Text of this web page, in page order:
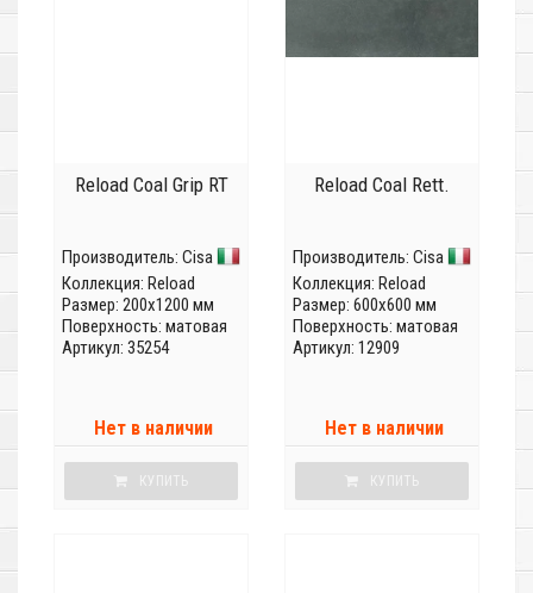
Reload Coal Grip RT
Производитель: Cisa
Коллекция: Reload
Размер: 200x1200 мм
Поверхность: матовая
Артикул: 35254
Нет в наличии
КУПИТЬ
Reload Coal Rett.
Производитель: Cisa
Коллекция: Reload
Размер: 600x600 мм
Поверхность: матовая
Артикул: 12909
Нет в наличии
КУПИТЬ